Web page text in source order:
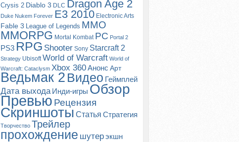
Crysis 2 Diablo 3 DLC Dragon Age 2
Duke Nukem Forever E3 2010 Electronic Arts
Fable 3 League of Legends MMO
MMORPG Mortal Kombat PC Portal 2
PS3 RPG Shooter Sony Starcraft 2
Strategy Ubisoft World of Warcraft World of
Warcraft: Cataclysm Xbox 360Анонс Арт
Ведьмак 2 Видео Геймплей
Дата выхода Инди-игры Обзор
Превью Рецензия
Скриншоты Статья Стратегия
Творчество Трейлер
прохождение шутерэкшн